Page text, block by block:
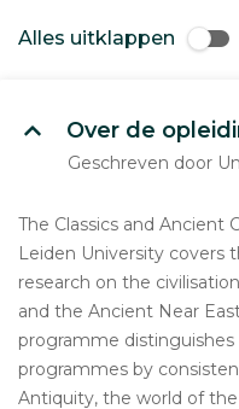
Alles uitklappen
Over de
Geschreven door
The Classics and Ancient
Leiden University covers
research on the
and the Ancient Near
programme
programmes by
Antiquity, the world of